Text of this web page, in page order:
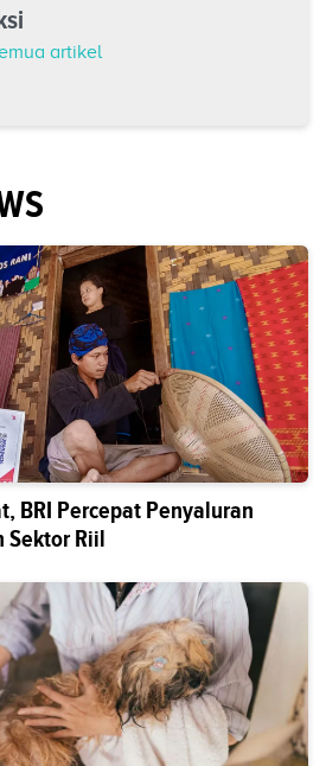
artikel
BRI Percepat Penyaluran
Sektor Riil